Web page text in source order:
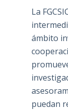
La
ámbito
puedan